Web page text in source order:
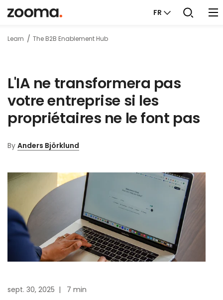
FR
Learn The B2B Enablement Hub
L'IA ne transformera pas
votre entreprise si les
propriétaires ne le font pas
By Anders Björklund
sept. 30, 2025 | 7 min